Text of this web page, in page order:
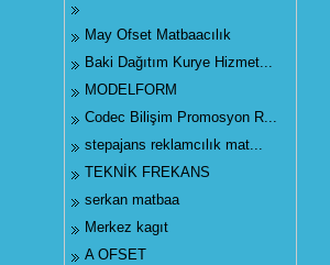
May Ofset Matbaacılık
Baki Dağıtım Kurye Hizmet...
MODELFORM
Codec Bilişim Promosyon R...
stepajans reklamcılık mat...
TEKNİK FREKANS
serkan matbaa
Merkez kagıt
A OFSET